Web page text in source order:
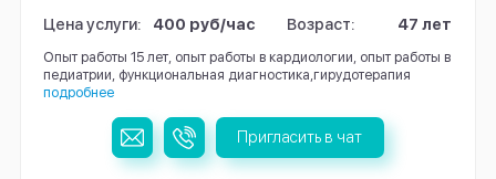
Цена услуги: 400 руб/час Возраст: 47 лет
Опыт работы 15 лет, опыт работы в кардиологии, опыт работы в
педиатрии, функциональная диагностика,гирудотерапия
подробнее
Пригласить в чат